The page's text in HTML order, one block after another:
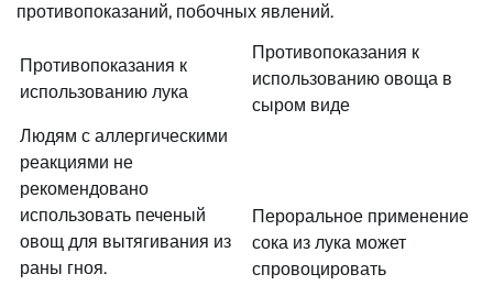
противопоказаний, побочных явлений.
Противопоказания к
использованию лука
Противопоказания к
использованию овоща в
сыром виде
Людям с аллергическими
реакциями не
рекомендовано
использовать печеный
овощ для вытягивания из
раны гноя.
Пероральное применение
сока из лука может
спровоцировать